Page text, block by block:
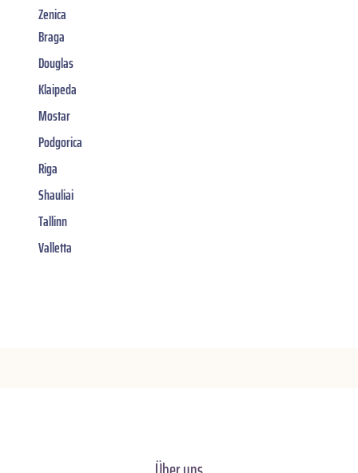
Zenica
Braga
Douglas
Klaipeda
Mostar
Podgorica
Riga
Shauliai
Tallinn
Valletta